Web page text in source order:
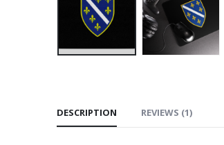
DESCRIPTION REVIEWS (1)